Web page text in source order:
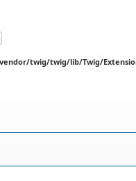
twig/twig/lib/Twig/